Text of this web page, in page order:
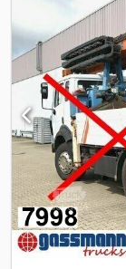
2 extensions
18500-A
m – 2170 kg !
INFORMATIONS
réserve de